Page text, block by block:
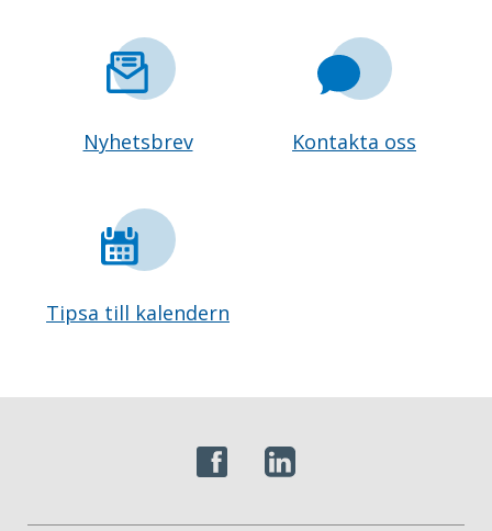
Nyhetsbrev Kontakta oss
Tipsa till kalendern